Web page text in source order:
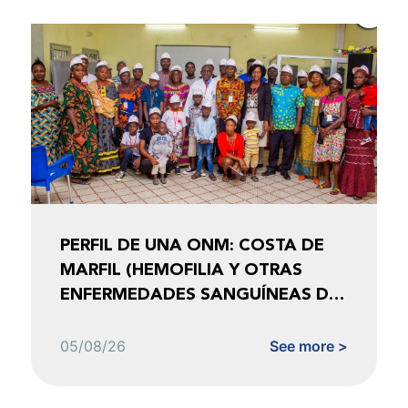
PERFIL DE UNA ONM: COSTA DE
MARFIL (HEMOFILIA Y OTRAS
ENFERMEDADES SANGUÍNEAS DE
05/08/26 See more >